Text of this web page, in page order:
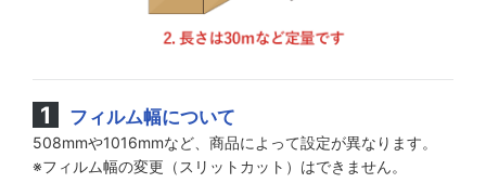
フィルム幅について
508mmや1016mmなど、商品によって設定が異なります。
※フィルム幅の変更（スリットカット）はできません。